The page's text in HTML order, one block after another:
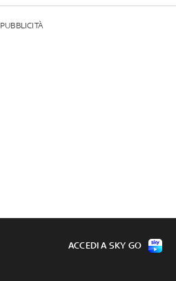
PUBBLICITÀ
ACCEDI A SKY GO